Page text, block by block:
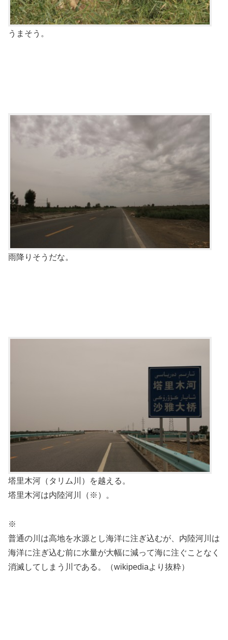
うまそう。
雨降りそうだな。
塔里木河（タリム川）を越える。
塔里木河は内陸河川（※）。
※
普通の川は高地を水源とし海洋に注ぎ込むが、内陸河川は
海洋に注ぎ込む前に水量が大幅に減って海に注ぐことなく
消滅してしまう川である。（wikipediaより抜粋）